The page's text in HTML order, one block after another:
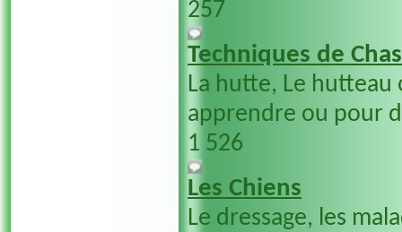
257
Techniques de
La hutte, Le hutteau
apprendre ou pour
1 526
Les Chiens
Le dressage, les